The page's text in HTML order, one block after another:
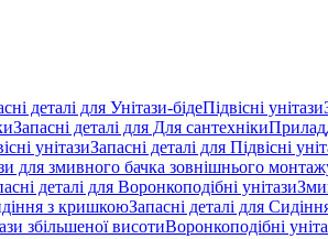
деталі для Унітази-бідеПідвісні унітази
Запасні деталі для Для сантехніки
унітазиЗапасні деталі для Підвісні
для змивного бачка зовнішнього
деталі для Воронкоподібні унітази
з кришкоюЗапасні деталі для
збільшеної висотиВоронкоподібні